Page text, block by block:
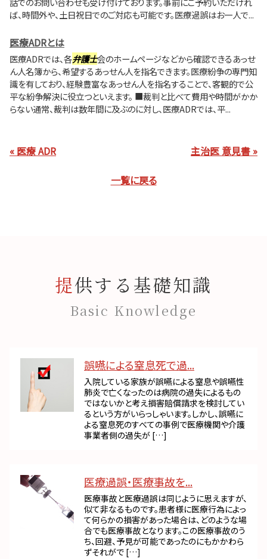
ば、時間外や、土日祝日でのご対応も可能です。医療過誤はお一人で...
医療ADRとは
医療ADRでは、各弁護士会のホームページなどから確認できるあっせ
ん人名簿から、希望するあっせん人を指名できます。医療紛争の専門知
識を有しており、経験豊富なあっせん人を指名することで、客観的で公
平な紛争解決に役立つといえます。 ■裁判と比べて費用や時間がかか
らない通常、裁判は数年間に及ぶのに対し、医療ADRでは、平...
« 医療 ADR 主治医 意見書 »
一覧に戻る
提供する基礎知識
Basic Knowledge
誤嚥による窒息死で過...
入院している家族が誤嚥による窒息や誤嚥性
肺炎で亡くなったのは病院の過失によるもの
ではないかと考え損害賠償請求を検討してい
るという方がいらっしゃいます。しかし、誤嚥に
よる窒息死のすべての事例で医療機関や介護
事業者側の過失が […]
医療過誤・医療事故を...
医療事故と医療過誤は同じように思えますが、
似て非なるものです。患者様に医療行為によっ
て何らかの損害があった場合は、どのような場
合でも医療事故となります。この医療事故のう
ち、回避、予見が可能であったのにもかかわら
ずそれがで […]